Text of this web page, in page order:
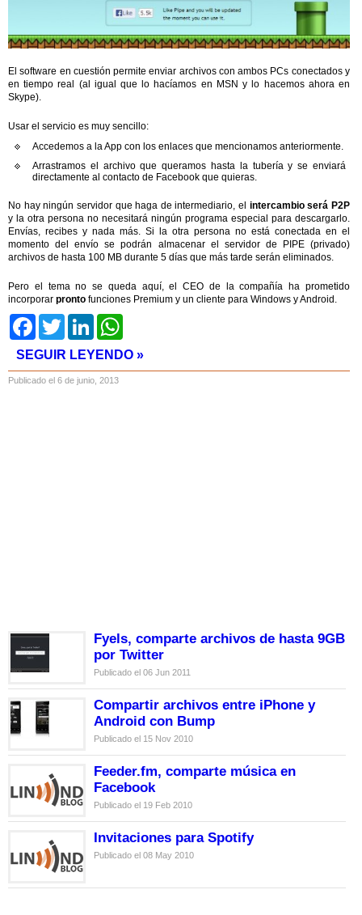
El software en cuestión permite enviar archivos con ambos PCs conectados y
en tiempo real (al igual que lo hacíamos en MSN y lo hacemos ahora en
Skype).
Usar el servicio es muy sencillo:
Accedemos a la App con los enlaces que mencionamos anteriormente.
Arrastramos el archivo que queramos hasta la tubería y se enviará
directamente al contacto de Facebook que quieras.
No hay ningún servidor que haga de intermediario, el intercambio será P2P
y la otra persona no necesitará ningún programa especial para descargarlo.
Envías, recibes y nada más. Si la otra persona no está conectada en el
momento del envío se podrán almacenar el servidor de PIPE (privado)
archivos de hasta 100 MB durante 5 días que más tarde serán eliminados.
Pero el tema no se queda aquí, el CEO de la compañía ha prometido
incorporar pronto funciones Premium y un cliente para Windows y Android.
FacebookTwitter LinkedIn
SEGUIR LEYENDO »
Publicado el 6 de junio, 2013
Fyels, comparte archivos de hasta 9GB
por Twitter
Publicado el 06 Jun 2011
Compartir archivos entre iPhone y
Android con Bump
Publicado el 15 Nov 2010
Feeder.fm, comparte música en
Facebook
Publicado el 19 Feb 2010
Invitaciones para Spotify
Publicado el 08 May 2010